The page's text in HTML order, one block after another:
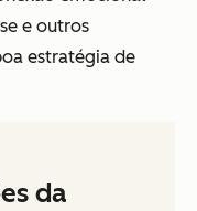
e outros
estratégia de
da